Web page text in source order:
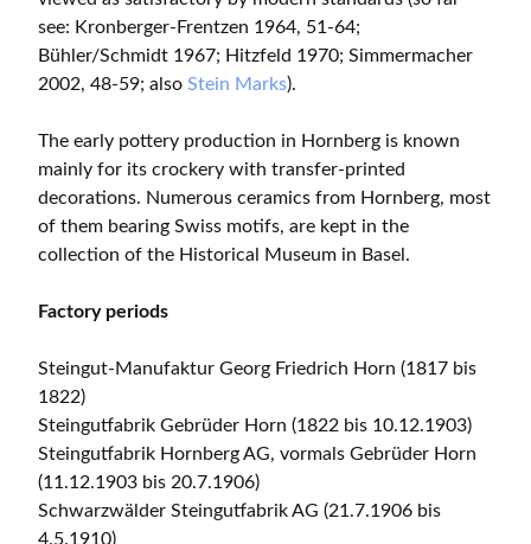
see: Kronberger-Frentzen 1964, 51-64;
Bühler/Schmidt 1967; Hitzfeld 1970; Simmermacher
2002, 48-59; also Stein Marks).
The early pottery production in Hornberg is known
mainly for its crockery with transfer-printed
decorations. Numerous ceramics from Hornberg, most
of them bearing Swiss motifs, are kept in the
collection of the Historical Museum in Basel.
Factory periods
Steingut-Manufaktur Georg Friedrich Horn (1817 bis
1822)
Steingutfabrik Gebrüder Horn (1822 bis 10.12.1903)
Steingutfabrik Hornberg AG, vormals Gebrüder Horn
(11.12.1903 bis 20.7.1906)
Schwarzwälder Steingutfabrik AG (21.7.1906 bis
4.5.1910)